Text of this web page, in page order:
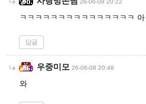
26-06-08 20:22
ㅋㅋㅋㅋㅋㅋㅋㅋㅋㅋㅋㅋㅋㅋㅋ
답글
우중미모 26-06-08 20:48
와